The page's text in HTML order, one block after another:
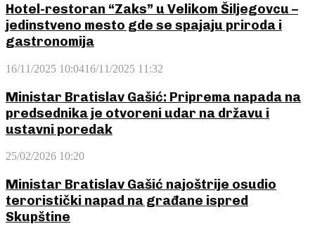
Hotel-restoran “Zaks” u Velikom Šiljegovcu –
jedinstveno mesto gde se spajaju priroda i
gastronomija
16/11/2025 10:0416/11/2025 11:32
Ministar Bratislav Gašić: Priprema napada na
predsednika je otvoreni udar na državu i
ustavni poredak
25/02/2026 10:20
Ministar Bratislav Gašić najoštrije osudio
teroristički napad na građane ispred
Skupštine